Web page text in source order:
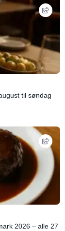
til søndag
2026 – alle 27